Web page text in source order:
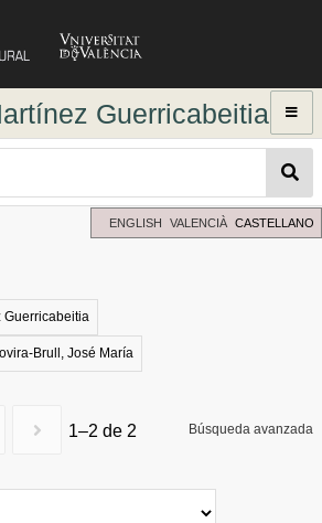
Guerricabeitia
ENGLISH VALENCIÀ CASTELLANO
Guerricabeitia
Brull, José María
1–2 de 2 Búsqueda avanzada